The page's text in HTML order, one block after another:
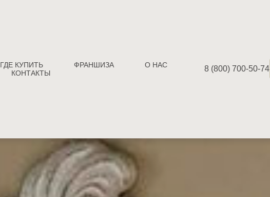
ГДЕ КУПИТЬ ФРАНШИЗА
О НАС
КОНТАКТЫ
8 (800) 700-50-74